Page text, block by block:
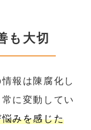
も大切
報は陳腐化し
に変動してい
みを感じた